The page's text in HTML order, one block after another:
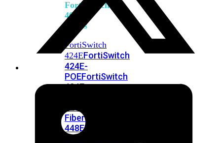
FortiSwitch
400
Series
FortiSwitch
424EFortiSwitch
424E-
POEFortiSwitch
424E-
FiberFortiSwitch
448EFortiSwitch